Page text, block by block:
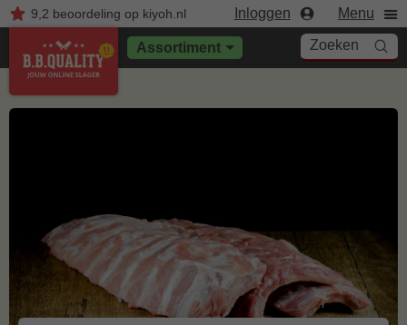
9,2 beoordelingop kiyoh.nl Inloggen Menu
Assortiment Zoeken